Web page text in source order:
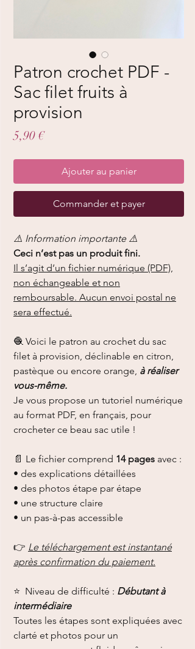
Patron crochet PDF -
Sac filet fruits à
provision
5,90 €Prix
Ajouter au panier
Commander et payer
⚠️ Information importante ⚠️
Ceci n’est pas un produit fini.
Il s’agit d’un fichier numérique (PDF),
non échangeable et non
remboursable. Aucun envoi postal ne
sera effectué.
🧶 Voici le patron au crochet du sac
filet à provision, déclinable en citron,
pastèque ou encore orange, à réaliser
vous-même.
Je vous propose un tutoriel numérique
au format PDF, en français, pour
crocheter ce beau sac utile !
📄 Le fichier comprend 14 pages avec :
• des explications détaillées
• des photos étape par étape
• une structure claire
• un pas-à-pas accessible
👉 Le téléchargement est instantané
après confirmation du paiement.
⭐️ Niveau de difficulté : Débutant à
intermédiaire
Toutes les étapes sont expliquées avec
clarté et photos pour un